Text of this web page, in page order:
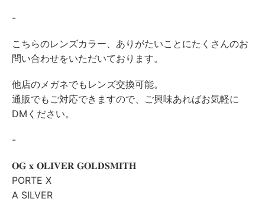
-
こちらのレンズカラー、ありがたいことにたくさんのお
問い合わせをいただいております。
他店のメガネでもレンズ交換可能。
通販でもご対応できますので、ご興味あればお気軽に
DMください。
-
𝐎𝐆 𝐱 𝐎𝐋𝐈𝐕𝐄𝐑 𝐆𝐎𝐋𝐃𝐒𝐌𝐈𝐓𝐇
PORTE X
A SILVER